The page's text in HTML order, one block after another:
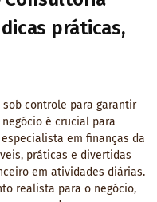
práticas,
controle para garantir
é crucial para
em finanças da
práticas e divertidas
em atividades diárias.
realista para o negócio,